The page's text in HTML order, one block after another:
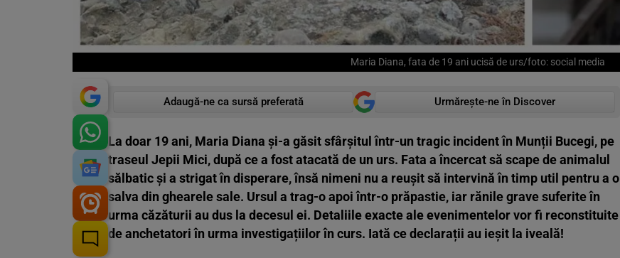
Maria Diana, fata de 19 ani ucisă de urs/foto: social media
Adaugă-ne ca sursă preferată Urmărește-ne în Discover
La doar 19 ani, Maria Diana și-a găsit sfârșitul într-un tragic incident în Munții Bucegi, pe
traseul Jepii Mici, după ce a fost atacată de un urs. Fata a încercat să scape de animalul
sălbatic și a strigat în disperare, însă nimeni nu a reușit să intervină în timp util pentru a o
salva din ghearele sale. Ursul a trag-o apoi într-o prăpastie, iar rănile grave suferite în
urma căzăturii au dus la decesul ei. Detaliile exacte ale evenimentelor vor fi reconstituite
de anchetatori în urma investigațiilor în curs. Iată cedeclarații au ieșit la iveală!